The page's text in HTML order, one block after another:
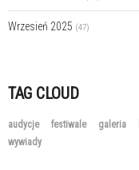
Wrzesień 2025 (47)
TAG CLOUD
audycje festiwale galeria
wywiady